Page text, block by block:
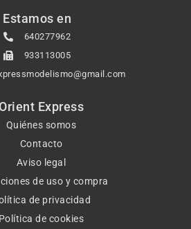
Estamos en
640277962
933113005
Orient Express
Quiénes somos
Contacto
Aviso legal
de uso y compra
de privacidad
Política de cookies